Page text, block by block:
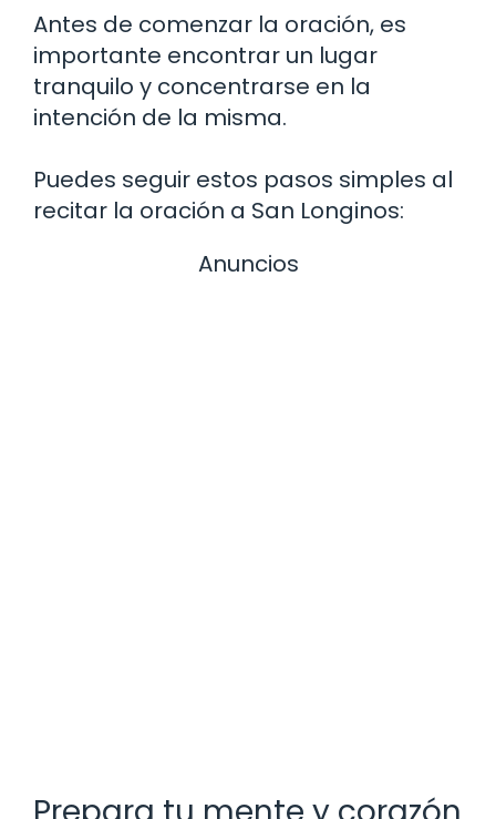
Antes de comenzar la oración, es
importante encontrar un lugar
tranquilo y concentrarse en la
intención de la misma.
Puedes seguir estos pasos simples al
recitar la oración a San Longinos:
Anuncios